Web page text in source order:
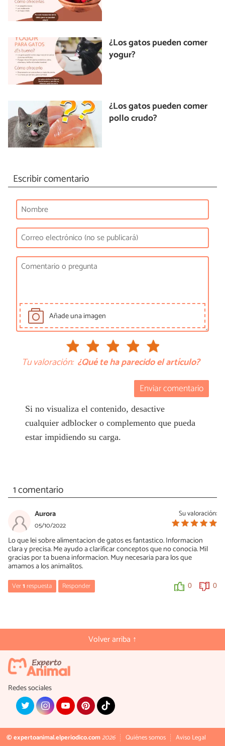
¿Los gatos pueden comer
yogur?
¿Los gatos pueden comer
pollo crudo?
Escribir comentario
Añade una imagen
Tu valoración: ¿Qué te ha parecido el artículo?
Enviar comentario
Si no visualiza el contenido, desactive
cualquier adblocker o complemento que pueda
estar impidiendo su carga.
1 comentario
Su valoración:
Aurora
05/10/2022
Lo que lei sobre alimentacion de gatos es fantastico. Informacion
clara y precisa. Me ayudo a clarificar conceptos que no conocia. Mil
gracias por ta buena informacion. Muy necesaria para los que
amamos a los animalitos.
Ver1respuesta Responder 0 0
Muchas gracias por tus palabras! Eso intentamos cuando
escribimos los artículos, me alegro que te haya servido. Saludos.
Volver arriba ↑
Redes sociales
© expertoanimal.elperiodico.com2026 Quiénes somos
Aviso Legal